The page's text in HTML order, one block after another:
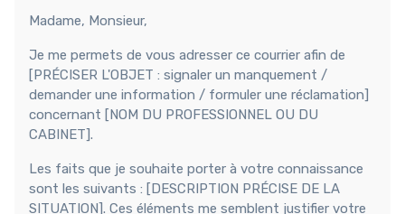
Madame, Monsieur,
Je me permets de vous adresser ce courrier afin de
[PRÉCISER L'OBJET : signaler un manquement /
demander une information / formuler une réclamation]
concernant [NOM DU PROFESSIONNEL OU DU
CABINET].
Les faits que je souhaite porter à votre connaissance
sont les suivants : [DESCRIPTION PRÉCISE DE LA
SITUATION]. Ces éléments me semblent justifier votre